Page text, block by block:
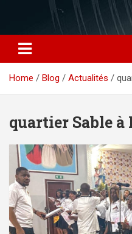
Home Blog Actualités
quartier Sable